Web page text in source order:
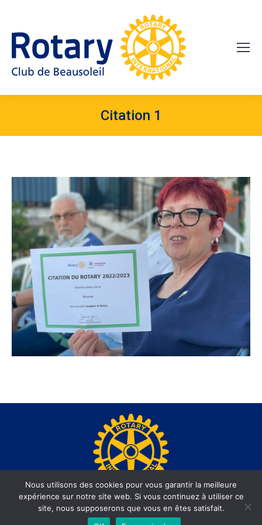
Citation 1
www.rotary-beausoleil.org - Site réalisé par l'agence web
informatiques.com
Nous utilisons des cookies pour vous garantir la meilleure
expérience sur notre site web. Si vous continuez à utiliser ce
site, nous supposerons que vous en êtes satisfait.